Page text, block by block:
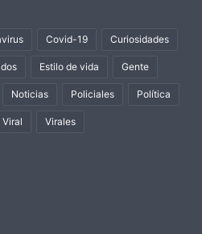
Covid-19 Curiosidades
Estilo de vida Gente
Noticias Policiales Política
Viral Virales